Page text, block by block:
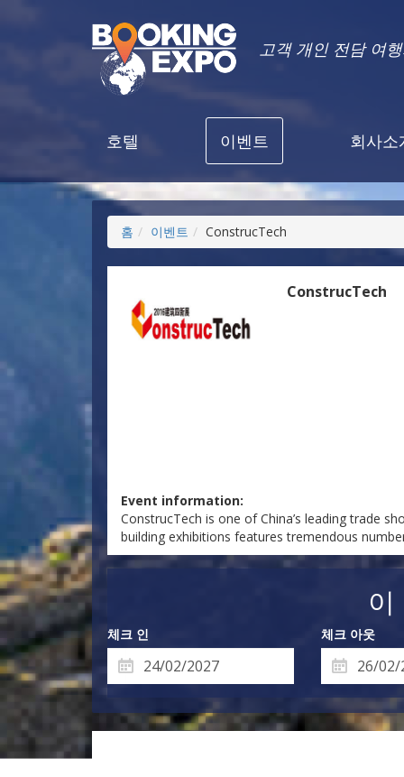
고객 개인 전담 여
호텔 이벤트 회사소
홈 이벤트 ConstrucTech
ConstrucTech
Event information:
ConstrucTech is one of China’s leading trade
building exhibitions features tremendous
체크 인 체크 아웃